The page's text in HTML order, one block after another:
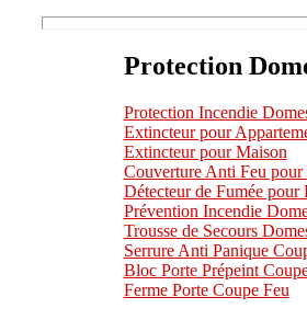
Protection
Protection Incendie
Extincteur pour
Extincteur pour Maison
Couverture Anti Feu pour
Détecteur de Fumée pour
Prévention Incendie
Trousse de Secours
Serrure Anti Panique
Bloc Porte Prépeint
Ferme Porte Coupe Feu